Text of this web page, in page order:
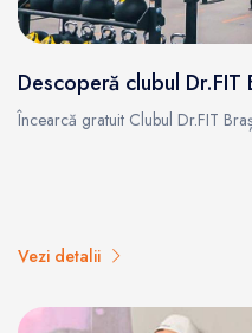
Descoperă clubul
Încearcă gratuit Clubul Dr.FIT
Vezi detalii